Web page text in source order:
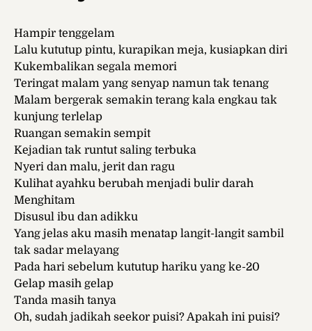
Hampir tenggelam
Lalu kututup pintu, kurapikan meja, kusiapkan diri
Kukembalikan segala memori
Teringat malam yang senyap namun tak tenang
Malam bergerak semakin terang kala engkau tak
kunjung terlelap
Ruangan semakin sempit
Kejadian tak runtut saling terbuka
Nyeri dan malu, jerit dan ragu
Kulihat ayahku berubah menjadi bulir darah
Menghitam
Disusul ibu dan adikku
Yang jelas aku masih menatap langit-langit sambil
tak sadar melayang
Pada hari sebelum kututup hariku yang ke-20
Gelap masih gelap
Tanda masih tanya
Oh, sudah jadikah seekor puisi? Apakah ini puisi?